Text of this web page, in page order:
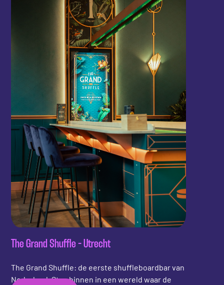
The Grand Shuffle - Utrecht
The Grand Shuffle: de eerste shuffleboardbar van
Nederland. Stap binnen in een wereld waar de